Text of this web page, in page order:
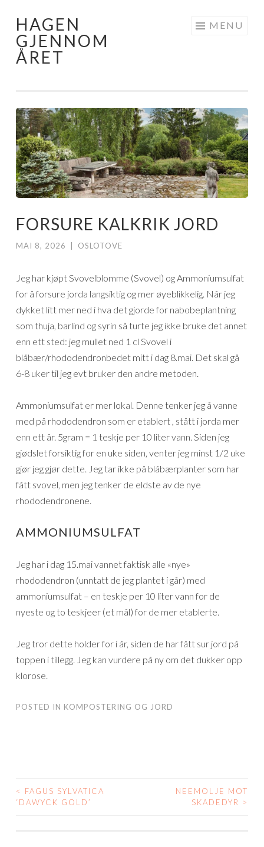
Skip
to
content
HAGEN
GJENNOM
ÅRET
MENU
FORSURE KALKRIK JORD
MAI 8, 2026 OSLOTOVE
Jeg har kjøpt Svovelblomme (Svovel) og Ammoniumsulfat
for å forsure jorda langsiktig og mer øyeblikkelig. Når jeg
dykket litt mer ned i hva det gjorde for nabobeplantning
som thuja, barlind og syrin så turte jeg ikke bruke det annet
enn ett sted: jeg mullet ned 1 cl Svovel i
blåbær/rhododendronbedet mitt i dag 8.mai. Det skal gå
6-8 uker til jeg evt bruker den andre metoden.
Ammoniumsulfat er mer lokal. Denne tenker jeg å vanne
med på rhododendron som er etablert , stått i jorda mer
enn ett år. 5gram = 1 teskje per 10 liter vann. Siden jeg
gjødslet forsiktig for en uke siden, venter jeg minst 1/2 uke
gjør jeg gjør dette. Jeg tar ikke på blåbærplanter som har
fått svovel, men jeg tenker de eldste av de nye
rhododendronene.
AMMONIUMSULFAT
Jeg har i dag 15.mai vannet faktisk alle «nye»
rhododendron (unntatt de jeg plantet i går) med
ammoniumsulfat – en teskje per 10 liter vann for de
nyeste og to teskjeer (et mål) for de mer etablerte.
Jeg tror dette holder for i år, siden de har fått sur jord på
toppen i tillegg. Jeg kan vurdere på ny om det dukker opp
klorose.
POSTED IN KOMPOSTERING OG JORD
POST
<
FAGUS SYLVATICA
‘DAWYCK GOLD’
NEEMOLJE MOT
SKADEDYR
>